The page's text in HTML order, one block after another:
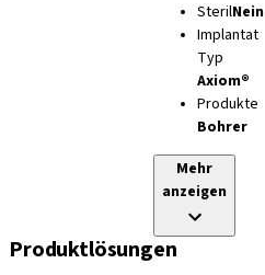
SterilNein
Implantat
Typ
Axiom®
Produkte
Bohrer
Mehr
anzeigen
Produktlösungen